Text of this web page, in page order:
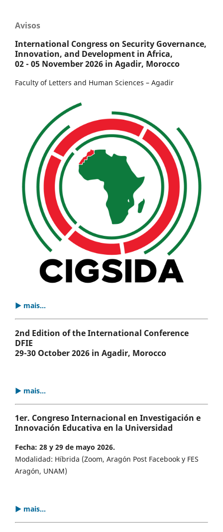
Avisos
International Congress on Security Governance,
Innovation, and Development in Africa,
02 - 05 November 2026 in Agadir, Morocco
Faculty of Letters and Human Sciences – Agadir
▶ mais...
2nd Edition of the International Conference
DFIE
29-30 October 2026 in Agadir, Morocco
▶ mais...
1er. Congreso Internacional en Investigación e
Innovación Educativa en la Universidad
Fecha: 28 y 29 de mayo 2026.
Modalidad: Híbrida (Zoom, Aragón Post Facebook y FES
Aragón, UNAM)
▶ mais...